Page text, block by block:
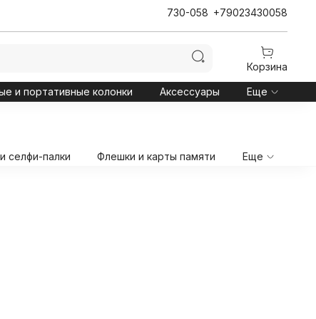
730-058 +79023430058
Корзина
и портативные колонки Аксессуары Еще
селфи-палки Флешки и карты памяти Еще